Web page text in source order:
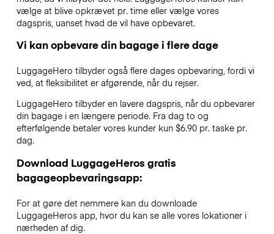
vælge at blive opkrævet pr. time eller vælge vores
dagspris, uanset hvad de vil have opbevaret.
Vi kan opbevare din bagage i flere dage
LuggageHero tilbyder også flere dages opbevaring, fordi vi
ved, at fleksibilitet er afgørende, når du rejser.
LuggageHero tilbyder en lavere dagspris, når du opbevarer
din bagage i en længere periode. Fra dag to og
efterfølgende betaler vores kunder kun $6.90 pr. taske pr.
dag.
Download LuggageHeros gratis
bagageopbevaringsapp:
For at gøre det nemmere kan du downloade
LuggageHeros app, hvor du kan se alle vores lokationer i
nærheden af dig.